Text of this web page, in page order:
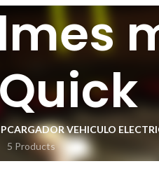
CARGADOR VEHICULO
5 Products